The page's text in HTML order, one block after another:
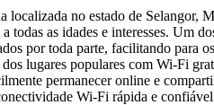
no estado de Selangor,
as idades e interesses.
por toda parte, facilitando para
lugares populares com Wi-Fi
permanecer online e
Wi-Fi rápida e